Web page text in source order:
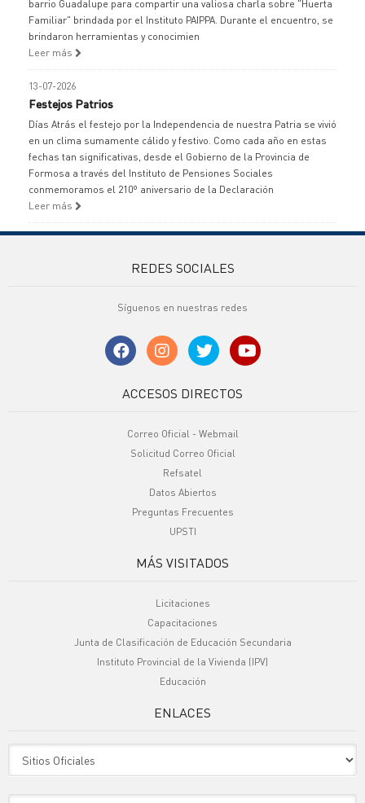
barrio Guadalupe para compartir una valiosa charla sobre "Huerta
Familiar" brindada por el Instituto PAIPPA. Durante el encuentro, se
brindaron herramientas y conocimien
Leer más
13-07-2026
Festejos Patrios
Días Atrás el festejo por la Independencia de nuestra Patria se vivió
en un clima sumamente cálido y festivo. Como cada año en estas
fechas tan significativas, desde el Gobierno de la Provincia de
Formosa a través del Instituto de Pensiones Sociales
conmemoramos el 210º aniversario de la Declaración
Leer más
REDES SOCIALES
Síguenos en nuestras redes
ACCESOS DIRECTOS
Correo Oficial - Webmail
Solicitud Correo Oficial
Refsatel
Datos Abiertos
Preguntas Frecuentes
UPSTI
MÁS VISITADOS
Licitaciones
Capacitaciones
Junta de Clasificación de Educación Secundaria
Instituto Provincial de la Vivienda (IPV)
Educación
ENLACES